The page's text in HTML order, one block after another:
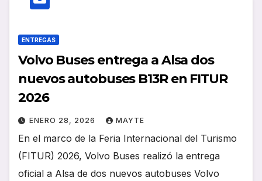
ENTREGAS
Volvo Buses entrega a Alsa dos
nuevos autobuses B13R en FITUR
2026
ENERO 28, 2026 MAYTE
En el marco de la Feria Internacional del Turismo
(FITUR) 2026, Volvo Buses realizó la entrega
oficial a Alsa de dos nuevos autobuses Volvo